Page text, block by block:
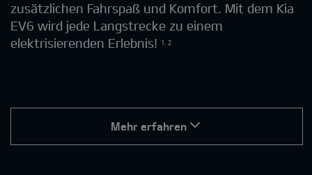
zusätzlichen Fahrspaß und Komfort. Mit dem Kia
EV6 wird jede Langstrecke zu einem
elektrisierenden Erlebnis!
1, 2
Mehr erfahren